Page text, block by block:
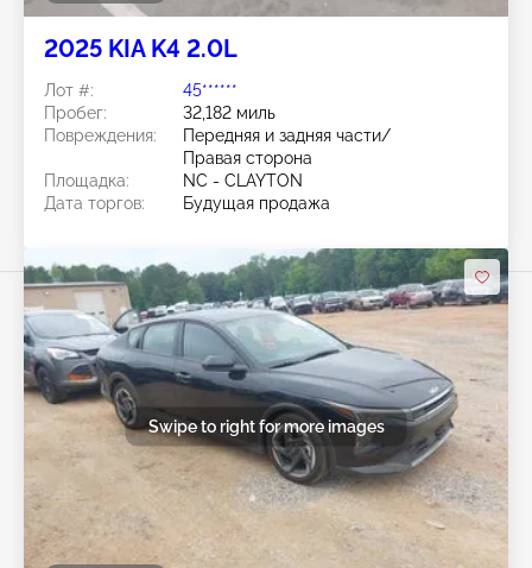
2025 KIA K4 2.0L
Лот #:
45******
Пробег:
32,182 миль
Повреждения:
Передняя и задняя части/
Правая сторона
Площадка:
NC - CLAYTON
Дата торгов:
Будущая продажа
Swipe to right for more images